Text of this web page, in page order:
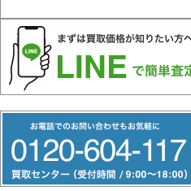
リ
ー